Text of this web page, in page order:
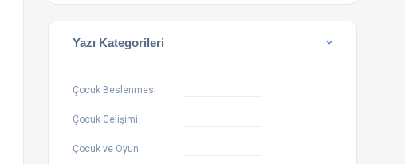
Yazı Kategorileri
Çocuk Beslenmesi
Çocuk Gelişimi
Çocuk ve Oyun